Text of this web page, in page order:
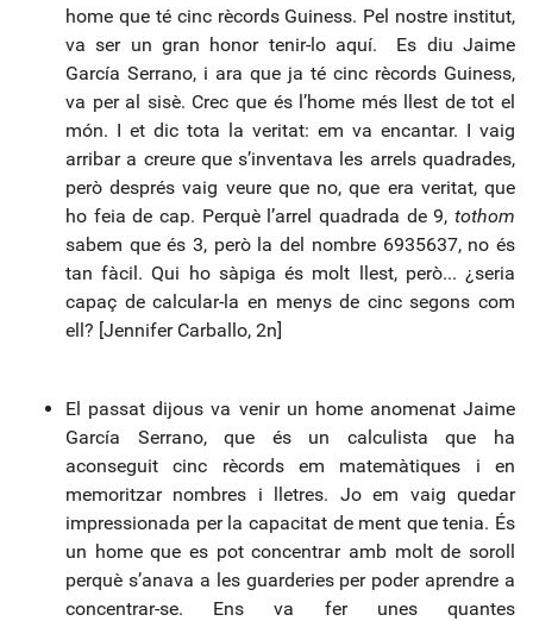
home que té cinc rècords Guiness. Pel nostre institut,
va ser un gran honor tenir-lo aquí. Es diu Jaime
García Serrano, i ara que ja té cinc rècords Guiness,
va per al sisè. Crec que és l’home més llest de tot el
món. I et dic tota la veritat: em va encantar. I vaig
arribar a creure que s’inventava les arrels quadrades,
però després vaig veure que no, que era veritat, que
ho feia de cap. Perquè l’arrel quadrada de 9, tothom
sabem que és 3, però la del nombre 6935637, no és
tan fàcil. Qui ho sàpiga és molt llest, però... ¿seria
capaç de calcular-la en menys de cinc segons com
ell? [Jennifer Carballo, 2n]
El passat dijous va venir un home anomenat Jaime
García Serrano, que és un calculista que ha
aconseguit cinc rècords em matemàtiques i en
memoritzar nombres i lletres. Jo em vaig quedar
impressionada per la capacitat de ment que tenia. És
un home que es pot concentrar amb molt de soroll
perquè s’anava a les guarderies per poder aprendre a
concentrar-se. Ens va fer unes quantes